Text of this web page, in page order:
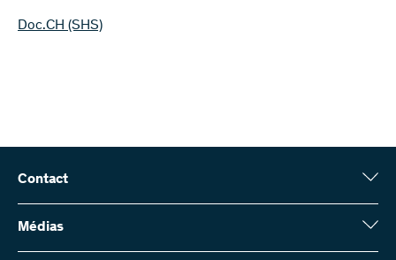
Doc.CH (SHS)
Contact
Fonds national suisse (FNS)
Wildhainweg 3
Médias
Service de presse